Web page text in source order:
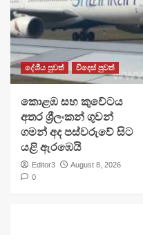
දේශීය පුවත් විදෙස් පුවත්
​කොළඹ සහ කුවේටය
අතර ශ්‍රීලංකන් ගුවන්
ගමන් අද පස්වරුවේ සිට
යළි ඇරඹෙයි
Editor3
August 8, 2026
0